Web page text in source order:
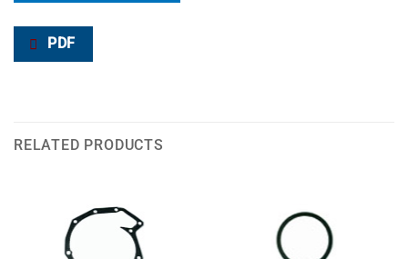
PDF
RELATED PRODUCTS